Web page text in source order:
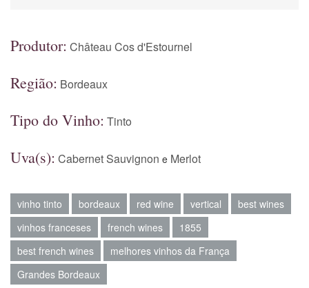
Produtor: Château Cos d'Estournel
Região: Bordeaux
Tipo do Vinho: Tinto
Uva(s): Cabernet Sauvignon e Merlot
vinho tinto bordeaux red wine vertical
best wines
vinhos franceses
french wines
1855
best french wines
melhores vinhos da França
Grandes Bordeaux